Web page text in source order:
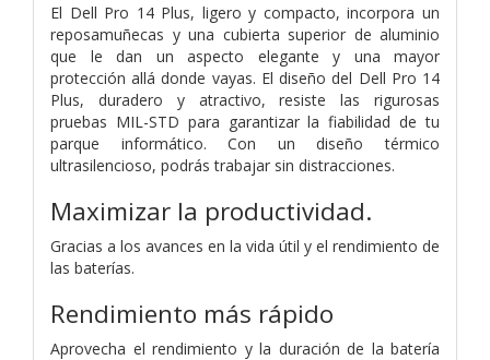
El Dell Pro 14 Plus, ligero y compacto, incorpora un
reposamuñecas y una cubierta superior de aluminio
que le dan un aspecto elegante y una mayor
protección allá donde vayas. El diseño del Dell Pro 14
Plus, duradero y atractivo, resiste las rigurosas
pruebas MIL-STD para garantizar la fiabilidad de tu
parque informático. Con un diseño térmico
ultrasilencioso, podrás trabajar sin distracciones.
Maximizar la productividad.
Gracias a los avances en la vida útil y el rendimiento de
las baterías.
Rendimiento más rápido
Aprovecha el rendimiento y la duración de la batería